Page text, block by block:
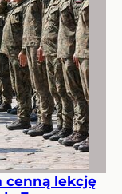
cenną lekcję